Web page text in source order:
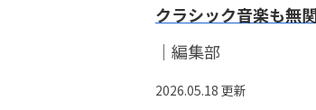
クラシック音楽も無
｜編集部
2026.05.18 更新